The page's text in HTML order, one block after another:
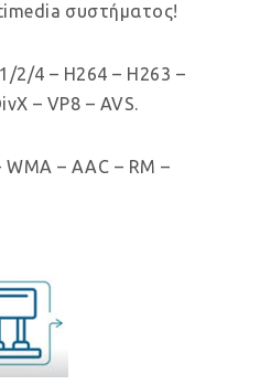
συστήματος!
2/4 – H264 – H263 –
– VP8 – AVS.
– AAC – RM –